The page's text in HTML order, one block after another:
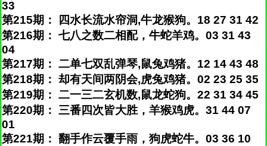
33
第215期： 四水长流水帘洞,牛龙猴狗。18 27 31 42
第216期： 七八之数二相配，牛蛇羊鸡。03 31 43
04
第217期： 二单七双乱弹琴,鼠兔鸡猪。12 14 43 48
第218期： 却有天间两阴会,虎兔鸡猪。02 23 25 35
第219期： 二一三二玄机数,鼠龙蛇狗。22 31 34 45
第220期： 三番四次皆大胜，羊猴鸡虎。31 44 07
01
第221期： 翻手作云覆手雨，狗虎蛇牛。03 36 10